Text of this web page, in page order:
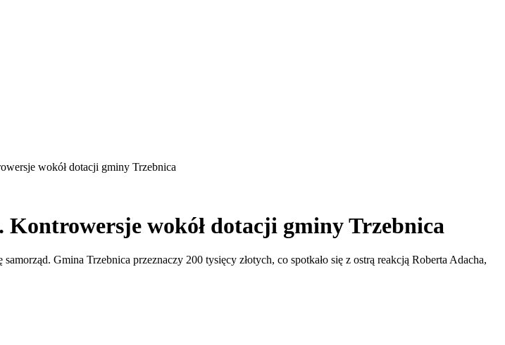
wokół dotacji gminy Trzebnica
Kontrowersje wokół dotacji gminy Trzebnica
Gmina Trzebnica przeznaczy 200 tysięcy złotych, co spotkało się z ostrą reakcją Roberta Adacha,